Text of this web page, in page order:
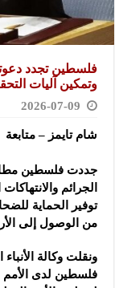
فلسطين تجدد
وتمكين آليات
2026-07-09
شام تايمز – متابعة
جددت فلسطين
الجرائم
توفير الحماية
من الوصول إلى
ونقلت وكالة
فلسطين لدى